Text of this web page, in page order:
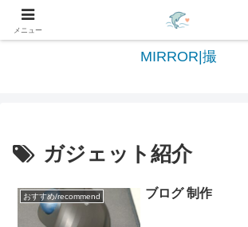
日々を綴る＆写真を切撮る世界へよう
MIRROR|撮
ガジェット紹介
おすすめ/recommend ブログ 制作
メニュー